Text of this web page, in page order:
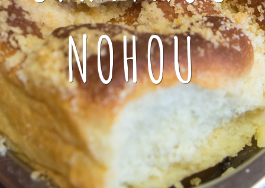
NOHOU